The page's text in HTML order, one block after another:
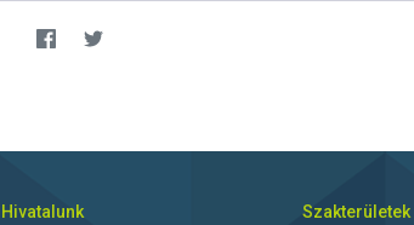
Hivatalunk Szakterületek